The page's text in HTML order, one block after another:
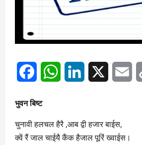
FacebookWhatsAppLinkedIn
भुवन बिष्ट
चुनावी हलचल हैरै ,आब द्वी हजार बाईस,
क्वें रैं जाल चाईयै कैंक हैजाल पूरिं ख्वाईस।